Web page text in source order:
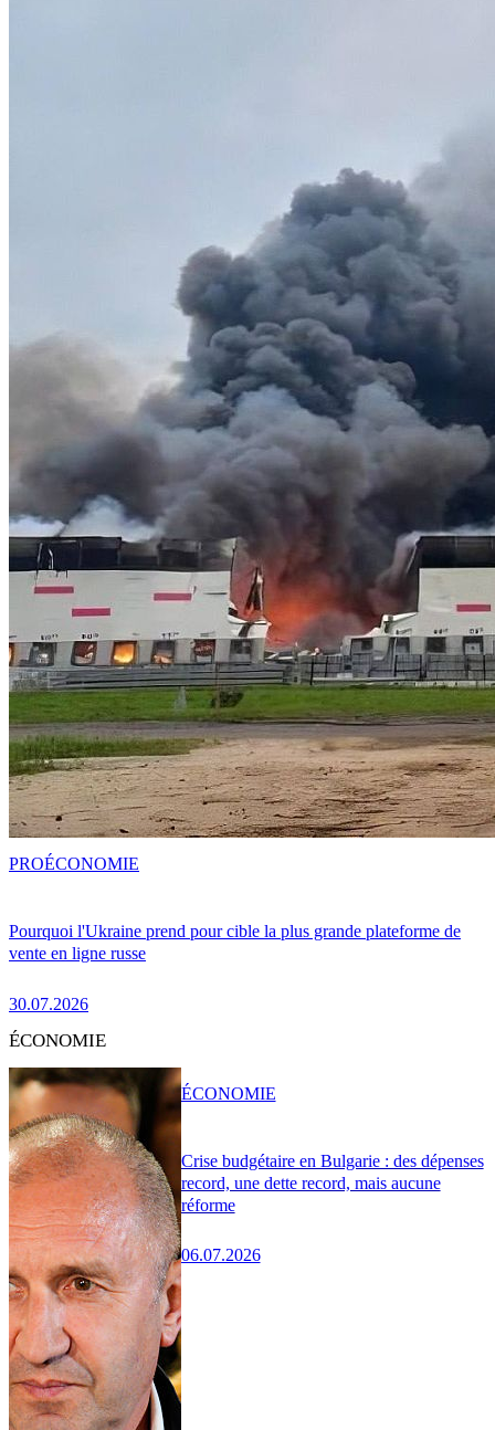
Pourquoi l'Ukraine prend pour cible la plus grande plateforme de
vente en ligne russe
30.07.2026
PROÉCONOMIE
ÉCONOMIE
Crise budgétaire en Bulgarie : des dépenses
record, une dette record, mais aucune
réforme
06.07.2026
ÉCONOMIE